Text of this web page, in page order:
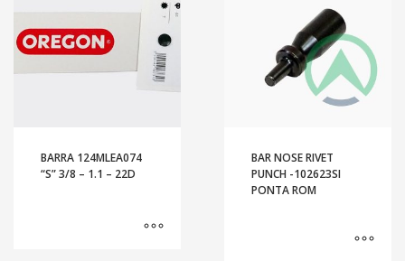
BARRA 124MLEA074
“S” 3/8 – 1.1 – 22D
BAR NOSE RIVET
PUNCH -102623SI
PONTA ROM